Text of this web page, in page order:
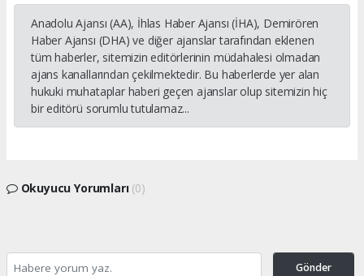
Anadolu Ajansı (AA), İhlas Haber Ajansı (İHA), Demirören
Haber Ajansı (DHA) ve diğer ajanslar tarafından eklenen
tüm haberler, sitemizin editörlerinin müdahalesi olmadan
ajans kanallarından çekilmektedir. Bu haberlerde yer alan
hukuki muhataplar haberi geçen ajanslar olup sitemizin hiç
bir editörü sorumlu tutulamaz...
Okuyucu Yorumları (0)
Gönder